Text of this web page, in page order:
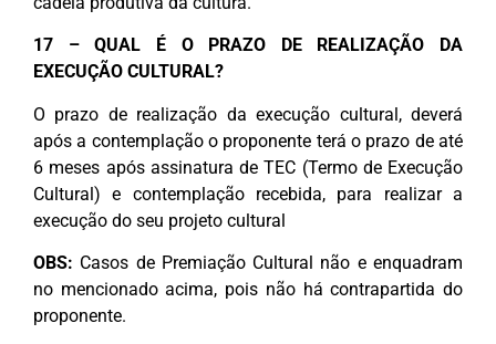
17 – QUAL É O PRAZO DE REALIZAÇÃO DA
EXECUÇÃO CULTURAL?
O prazo de realização da execução cultural, deverá
após a contemplação o proponente terá o prazo de até
6 meses após assinatura de TEC (Termo de Execução
Cultural) e contemplação recebida, para realizar a
execução do seu projeto cultural
OBS: Casos de Premiação Cultural não e enquadram
no mencionado acima, pois não há contrapartida do
proponente.